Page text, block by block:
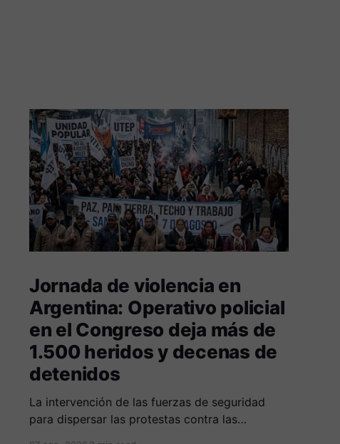
Jornada de violencia en
Argentina: Operativo policial
en el Congreso deja más de
1.500 heridos y decenas de
detenidos
La intervención de las fuerzas de seguridad
para dispersar las protestas contra las